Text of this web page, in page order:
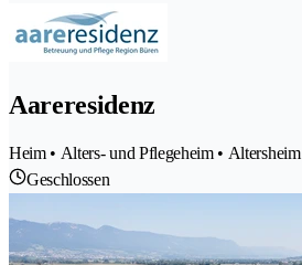
Aareresidenz
Heim • Alters- und Pflegeheim • Altersheim
Geschlossen